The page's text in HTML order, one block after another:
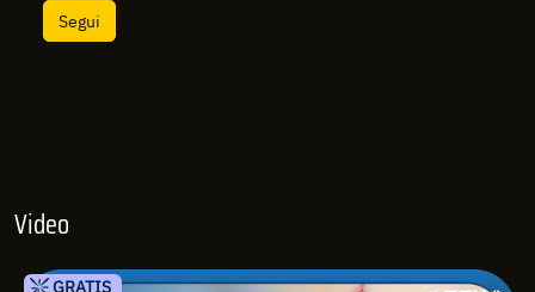
Segui
Video
GRATIS